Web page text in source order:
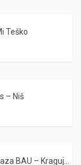
Teško
– Niš